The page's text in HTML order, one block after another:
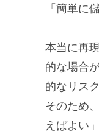
「簡単に
本当に再
的な場合
的なリス
そのため
えばよい